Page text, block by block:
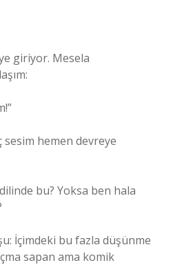
giriyor. Mesela
sesim hemen devreye
bu? Yoksa ben hala
İçimdeki bu fazla düşünme
sapan ama komik